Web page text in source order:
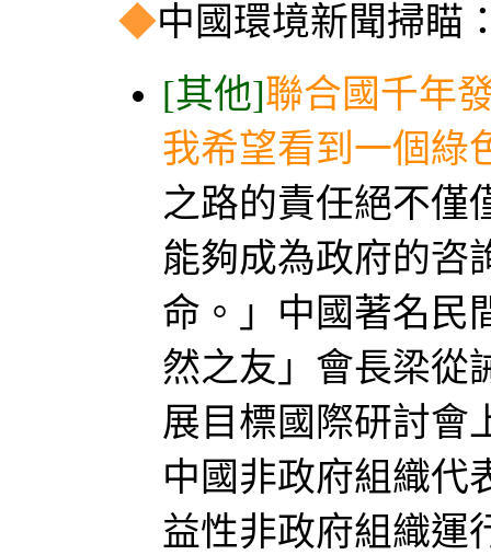
◆中國環境新聞掃瞄
[其他]聯合國千年
我希望看到一個綠
之路的責任絕不僅
能夠成為政府的咨
命。」中國著名民
然之友」會長梁從
展目標國際研討會
中國非政府組織代
益性非政府組織運